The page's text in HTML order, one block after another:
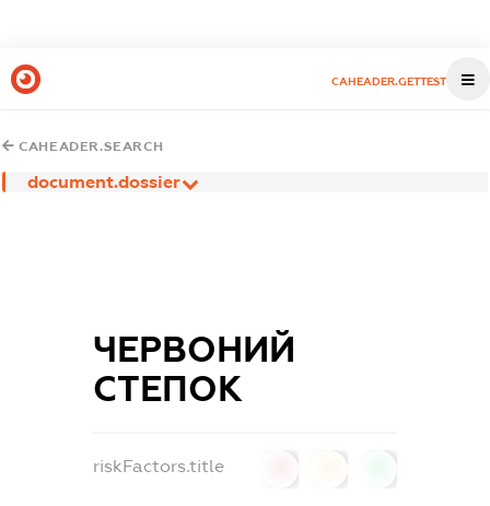
CAHEADER.GETTEST
CAHEADER.SEARCH
document.dossier
ЧЕРВОНИЙ
СТЕПОК
riskFactors.title